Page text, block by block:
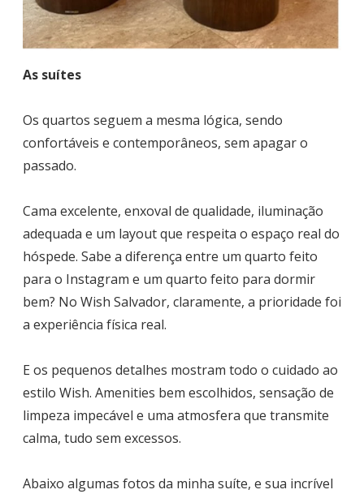
As suítes
Os quartos seguem a mesma lógica, sendo
confortáveis e contemporâneos, sem apagar o
passado.
Cama excelente, enxoval de qualidade, iluminação
adequada e um layout que respeita o espaço real do
hóspede. Sabe a diferença entre um quarto feito
para o Instagram e um quarto feito para dormir
bem? No Wish Salvador, claramente, a prioridade foi
a experiência física real.
E os pequenos detalhes mostram todo o cuidado ao
estilo Wish. Amenities bem escolhidos, sensação de
limpeza impecável e uma atmosfera que transmite
calma, tudo sem excessos.
Abaixo algumas fotos da minha suíte, e sua incrível